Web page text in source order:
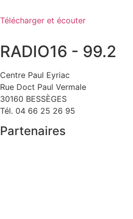
Télécharger et écouter
RADIO16 - 99.2
Centre Paul Eyriac
Rue Doct Paul Vermale
30160 BESSÈGES
Tél. 04 66 25 26 95
Partenaires